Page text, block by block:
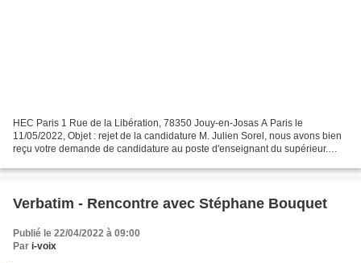
HEC Paris 1 Rue de la Libération, 78350 Jouy-en-Josas A Paris le
11/05/2022, Objet : rejet de la candidature M. Julien Sorel, nous avons bien
reçu votre demande de candidature au poste d'enseignant du supérieur.
Verbatim - Rencontre avec Stéphane Bouquet
Publié le 22/04/2022 à 09:00
Par i-voix